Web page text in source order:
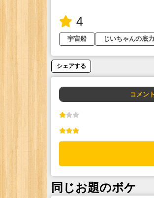
4
宇宙船
じいちゃんの底力
シェアする
コメン
同じお題のボケ